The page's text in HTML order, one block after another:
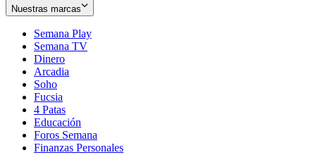
Nuestras marcas
Semana Play
Semana TV
Dinero
Arcadia
Soho
in
new
window
Fucsia
in
new
window
4 Patas
Educación
Foros Semana
Finanzas Personales